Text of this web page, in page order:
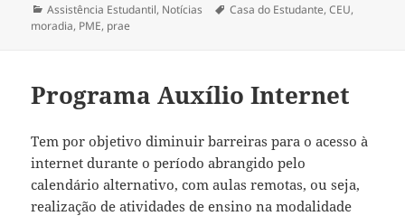
Categorias
Assistência Estudantil, Notícias Tags
Casa do Estudante,CEU,
moradia, PME, prae
Programa Auxílio Internet
Tem por objetivo diminuir barreiras para o acesso à
internet durante o período abrangido pelo
calendário alternativo, com aulas remotas, ou seja,
realização de atividades de ensino na modalidade